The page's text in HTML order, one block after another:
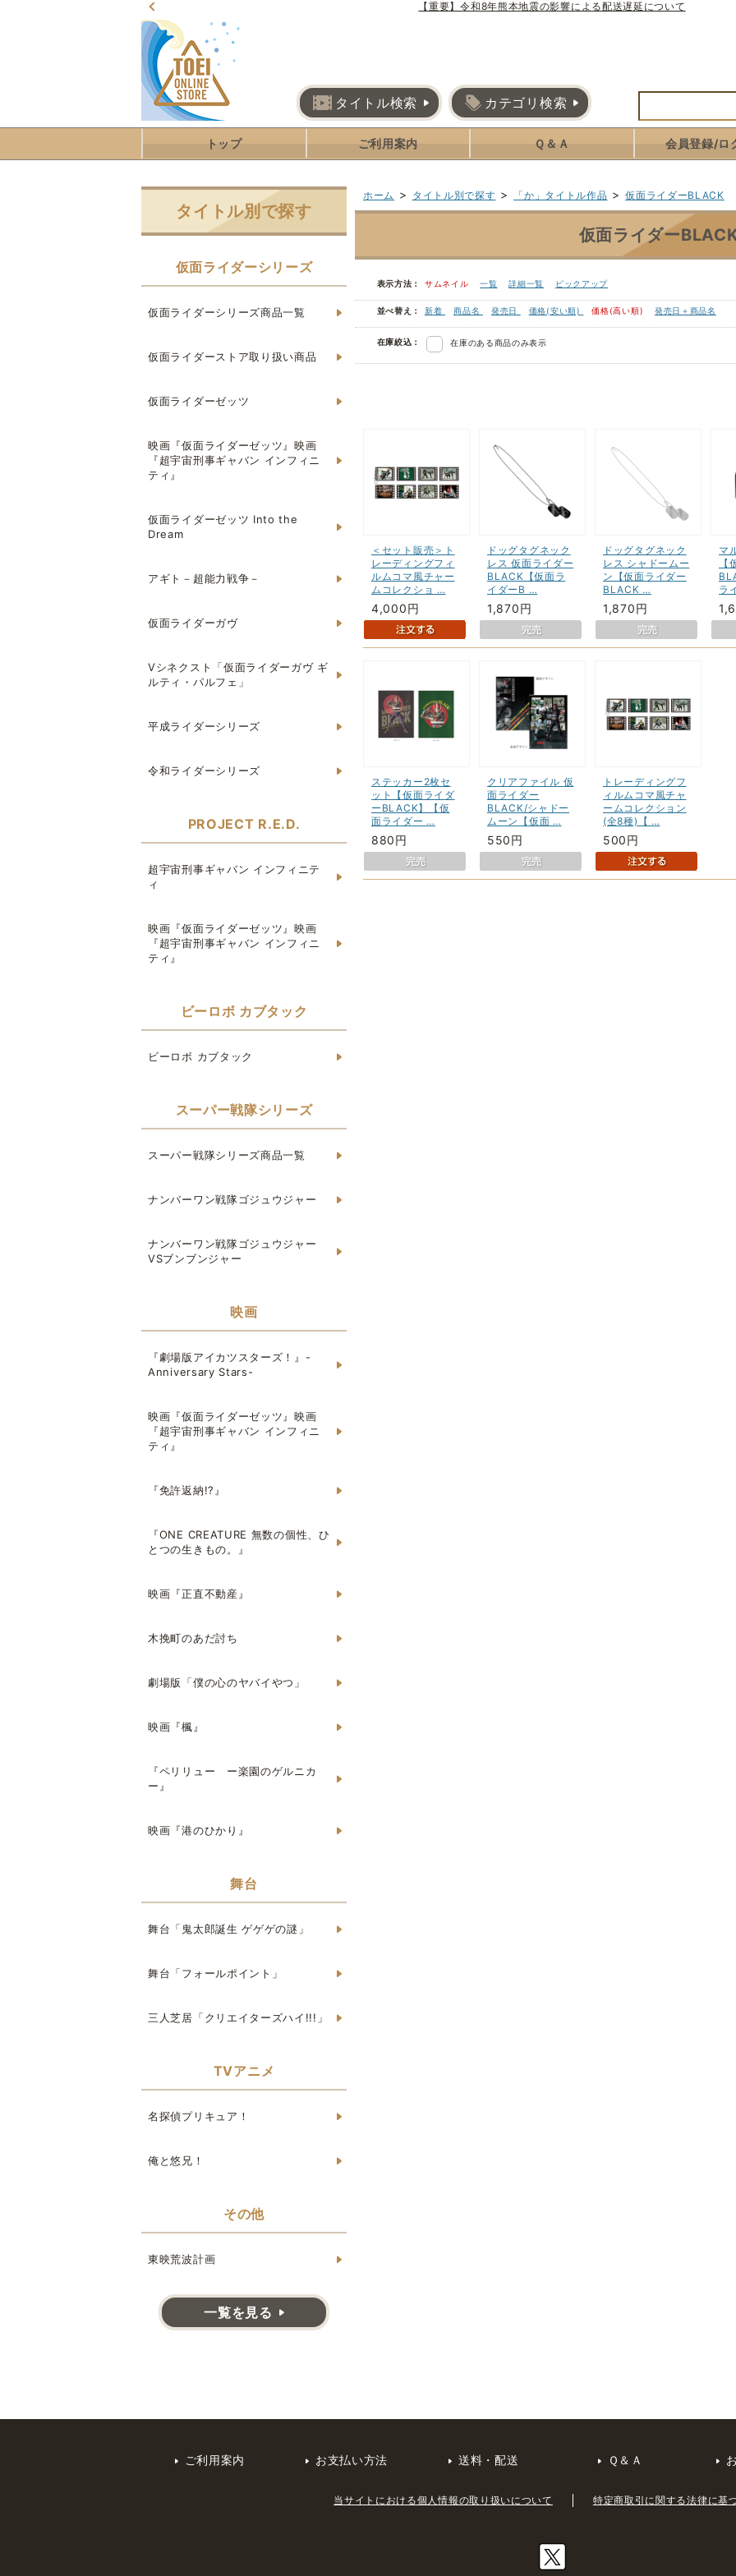
【重要】令和8年熊本地震の影響による配送遅延について
タイトル検索 カテゴリ検索
トップ ご利用案内 Ｑ＆Ａ 会員登録/ロ
ホーム > タイトル別で探す > 「か」タイトル作品 > 仮面ライダーBLACK
仮面ライダー
表示方法： サムネイル 一覧 詳細一覧 ピックアップ
並べ替え： 新着 商品名 発売日 価格(安い順) 価格(高い順) 発売日＋商品名
在庫絞込： 在庫のある商品のみ表示
＜セット販売＞ト
レーディングフィ
ルムコマ風チャー
ムコレクショ …
4,000円
ドッグタグネック
レス 仮面ライダー
BLACK【仮面ラ
イダーB …
1,870円
ドッグタグネック
レス シャドームー
ン【仮面ライダー
BLACK …
1,870円
マ
【
ラ
ステッカー2枚セ
ット【仮面ライダ
ーBLACK】【仮
面ライダー …
880円
クリアファイル 仮
面ライダー
BLACK/シャドー
ムーン【仮面 …
550円
トレーディングフ
ィルムコマ風チャ
ームコレクション
(全8種)【 …
500円
タイトル別で探す
仮面ライダーシリーズ
仮面ライダーシリーズ商品一覧
仮面ライダーストア取り扱い商品
仮面ライダーゼッツ
映画『仮面ライダーゼッツ』映画
『超宇宙刑事ギャバン インフィニ
ティ』
仮面ライダーゼッツ Into the
Dream
アギト－超能力戦争－
仮面ライダーガヴ
Vシネクスト「仮面ライダーガヴ ギ
ルティ・パルフェ」
平成ライダーシリーズ
令和ライダーシリーズ
PROJECT R.E.D.
超宇宙刑事ギャバン インフィニテ
ィ
映画『仮面ライダーゼッツ』映画
『超宇宙刑事ギャバン インフィニ
ティ』
ビーロボ カブタック
ビーロボ カブタック
スーパー戦隊シリーズ
スーパー戦隊シリーズ商品一覧
ナンバーワン戦隊ゴジュウジャー
ナンバーワン戦隊ゴジュウジャー
VSブンブンジャー
映画
『劇場版アイカツスターズ！』-
Anniversary Stars-
映画『仮面ライダーゼッツ』映画
『超宇宙刑事ギャバン インフィニ
ティ』
『免許返納!?』
『ONE CREATURE 無数の個性、ひ
とつの生きもの。』
映画『正直不動産』
木挽町のあだ討ち
劇場版「僕の心のヤバイやつ」
映画『楓』
『ペリリュー ー楽園のゲルニカ
ー』
映画『港のひかり』
舞台
舞台「鬼太郎誕生 ゲゲゲの謎」
舞台「フォールポイント」
三人芝居「クリエイターズハイ!!!」
TVアニメ
名探偵プリキュア！
俺と悠兄！
その他
東映荒波計画
一覧を見る
ご利用案内 お支払い方法 送料・配送 Ｑ＆Ａ
当サイトにおける個人情報の取り扱いについて 特定商取引に関する法律に基